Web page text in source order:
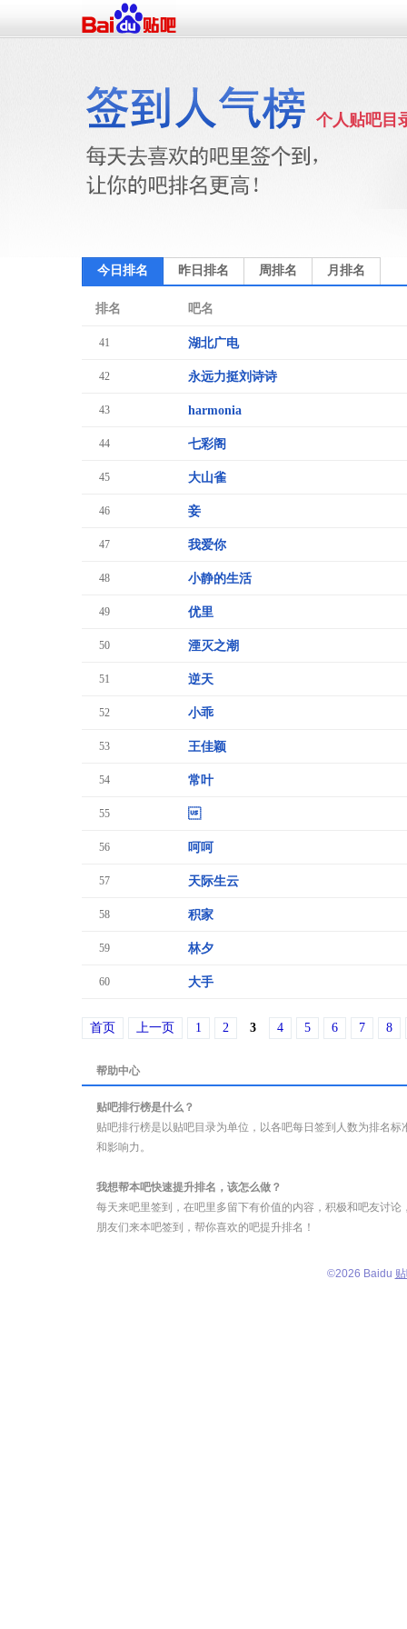
个人贴吧目
今日排名 昨日排名 周排名 月排名
排名 吧名
41 湖北广电
42 永远力挺刘诗诗
43 harmonia
44 七彩阁
45 大山雀
46 妾
47 我爱你
48 小静的生活
49 优里
50 湮灭之潮
51 逆天
52 小乖
53 王佳颖
54 常叶
55
56 呵呵
57 天际生云
58 积家
59 林夕
60 大手
首页 上一页 1 2 3 4 5 6 7 8
帮助中心
贴吧排行榜是什么？
贴吧排行榜是以贴吧目录为单位，以各吧每日签到人数为排名
和影响力。
我想帮本吧快速提升排名，该怎么做？
每天来吧里签到，在吧里多留下有价值的内容，积极和吧友讨
朋友们来本吧签到，帮你喜欢的吧提升排名！
©2026 Baidu